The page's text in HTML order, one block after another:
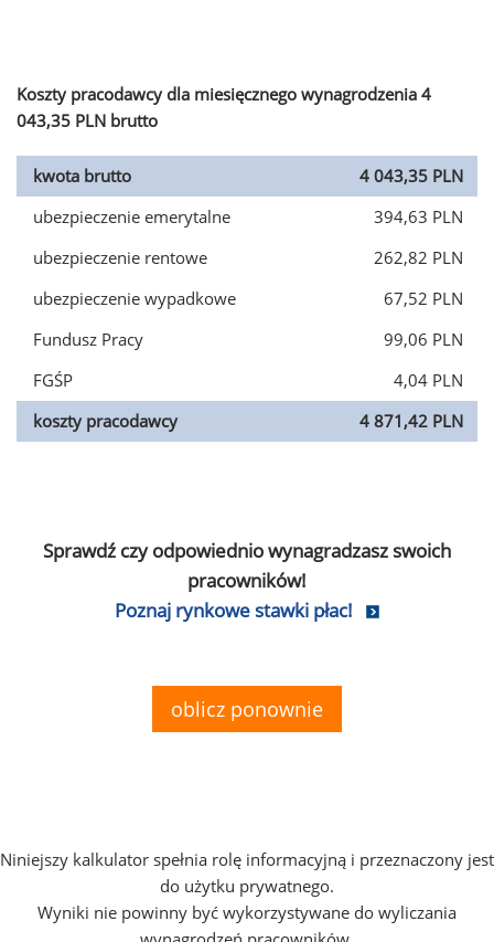
Koszty pracodawcy dla miesięcznego wynagrodzenia 4
043,35 PLN brutto
kwota brutto
4 043,35 PLN
ubezpieczenie emerytalne
394,63 PLN
ubezpieczenie rentowe
262,82 PLN
ubezpieczenie wypadkowe
67,52 PLN
Fundusz Pracy
99,06 PLN
FGŚP
4,04 PLN
koszty pracodawcy
4 871,42 PLN
Sprawdź czy odpowiednio wynagradzasz swoich
pracowników!
Poznaj rynkowe stawki płac!
oblicz ponownie
Niniejszy kalkulator spełnia rolę informacyjną i przeznaczony jest
do użytku prywatnego.
Wyniki nie powinny być wykorzystywane do wyliczania